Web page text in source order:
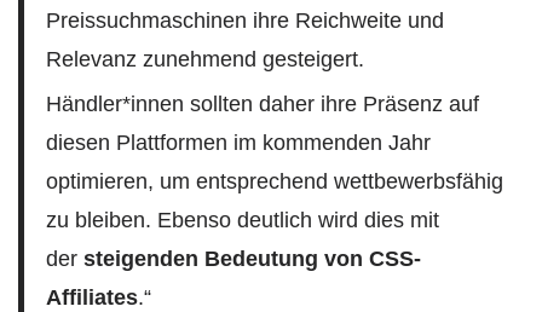
Preissuchmaschinen ihre Reichweite und
Relevanz zunehmend gesteigert.
Händler*innen sollten daher ihre Präsenz auf
diesen Plattformen im kommenden Jahr
optimieren, um entsprechend wettbewerbsfähig
zu bleiben. Ebenso deutlich wird dies mit
der steigenden Bedeutung von CSS-
Affiliates.“